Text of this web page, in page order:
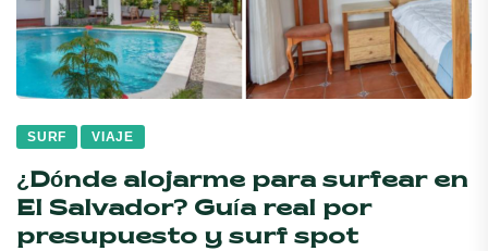
SURF VIAJE
¿Dónde alojarme para surfear en
El Salvador? Guía real por
presupuesto y surf spot